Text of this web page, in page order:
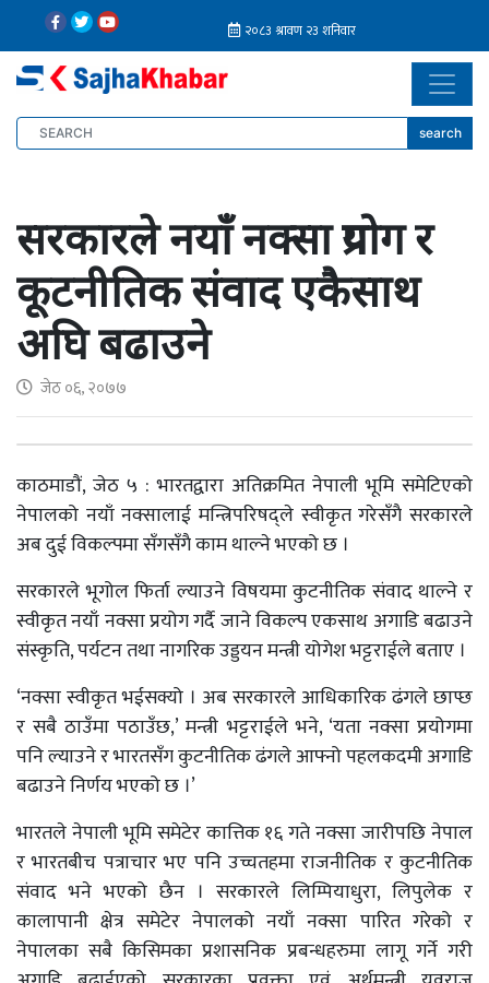
search
सरकारले नयाँ नक्सा प्रयोग र
कूटनीतिक संवाद एकैसाथ
अघि बढाउने
जेठ ०६, २०७७
काठमाडौं, जेठ ५ : भारतद्वारा अतिक्रमित नेपाली भूमि समेटिएको
नेपालको नयाँ नक्सालाई मन्त्रिपरिषद्ले स्वीकृत गरेसँगै सरकारले
अब दुई विकल्पमा सँगसँगै काम थाल्ने भएको छ ।
सरकारले भूगोल फिर्ता ल्याउने विषयमा कुटनीतिक संवाद थाल्ने र
स्वीकृत नयाँ नक्सा प्रयोग गर्दै जाने विकल्प एकसाथ अगाडि बढाउने
संस्कृति, पर्यटन तथा नागरिक उड्डयन मन्त्री योगेश भट्टराईले बताए ।
‘नक्सा स्वीकृत भईसक्यो । अब सरकारले आधिकारिक ढंगले छाप्छ
र सबै ठाउँमा पठाउँछ,’ मन्त्री भट्टराईले भने, ‘यता नक्सा प्रयोगमा
पनि ल्याउने र भारतसँग कुटनीतिक ढंगले आफ्नो पहलकदमी अगाडि
बढाउने निर्णय भएको छ ।’
भारतले नेपाली भूमि समेटेर कात्तिक १६ गते नक्सा जारीपछि नेपाल
र भारतबीच पत्राचार भए पनि उच्चतहमा राजनीतिक र कुटनीतिक
संवाद भने भएको छैन । सरकारले लिम्पियाधुरा, लिपुलेक र
कालापानी क्षेत्र समेटेर नेपालको नयाँ नक्सा पारित गरेको र
नेपालका सबै किसिमका प्रशासनिक प्रबन्धहरुमा लागू गर्ने गरी